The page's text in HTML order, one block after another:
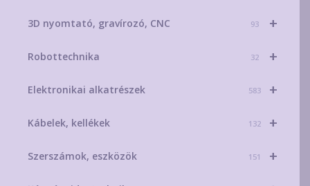
+
3D nyomtató, gravírozó, CNC 93
+
Robottechnika 32
+
Elektronikai alkatrészek 583
+
Kábelek, kellékek 132
+
Szerszámok, eszközök 151